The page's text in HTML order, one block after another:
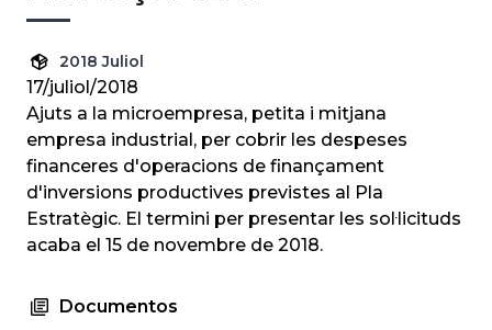
2018 Juliol
17/juliol/2018
Ajuts a la microempresa, petita i mitjana
empresa industrial, per cobrir les despeses
financeres d'operacions de finançament
d'inversions productives previstes al Pla
Estratègic. El termini per presentar les sol·licituds
acaba el 15 de novembre de 2018.
Documentos